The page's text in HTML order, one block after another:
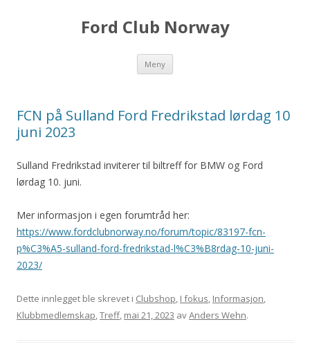
Ford Club Norway
Meny
FCN på Sulland Ford Fredrikstad lørdag 10
juni 2023
Sulland Fredrikstad inviterer til biltreff for BMW og Ford
lørdag 10. juni.
Mer informasjon i egen forumtråd her:
https://www.fordclubnorway.no/forum/topic/83197-fcn-
p%C3%A5-sulland-ford-fredrikstad-l%C3%B8rdag-10-juni-
2023/
Dette innlegget ble skrevet i Clubshop, I fokus, Informasjon,
Klubbmedlemskap,Treff, mai 21, 2023 avAnders Wehn.